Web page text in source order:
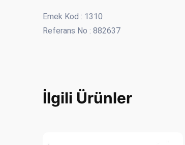
Emek Kod : 1310
Referans No : 882637
İlgili Ürünler